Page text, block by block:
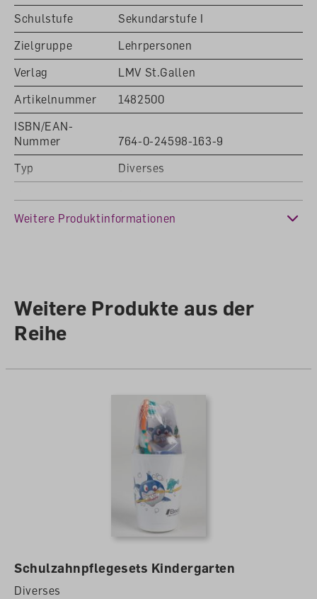
Schulstufe
Sekundarstufe I
Zielgruppe
Lehrpersonen
Verlag
LMV St.Gallen
Artikelnummer
1482500
ISBN/EAN-
Nummer
764-0-24598-163-9
Typ
Diverses
Fachbereich
Angebote Schule Kanton SG
Weitere Produktinformationen
Weitere Produkte aus der
Reihe
Schulzahnpflegesets Kindergarten
Diverses
Diese Website verwendet Cookies, um
eine bestmögliche Erfahrung bieten
zu können. Mehr Informationen ...
Ablehnen
Konfigurieren
Alle Cookies akzeptieren